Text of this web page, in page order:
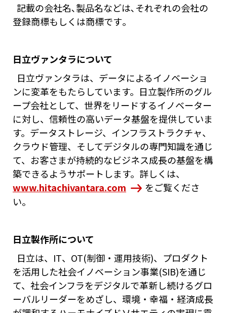
記載の会社名､製品名などは､それぞれの会社の
登録商標もしくは商標です｡
日立ヴァンタラについて
日立ヴァンタラは、データによるイノベーショ
ンに変革をもたらしています。日立製作所のグル
ープ会社として、世界をリードするイノベーター
に対し、信頼性の高いデータ基盤を提供していま
す。データストレージ、インフラストラクチャ、
クラウド管理、そしてデジタルの専門知識を通じ
て、お客さまが持続的なビジネス成長の基盤を構
築できるようサポートします。詳しくは、
www.hitachivantara.com
をご覧くださ
い。
日立製作所について
日立は、IT、OT(制御・運用技術)、プロダクト
を活用した社会イノベーション事業(SIB)を通じ
て、社会インフラをデジタルで革新し続けるグロ
ーバルリーダーをめざし、環境・幸福・経済成長